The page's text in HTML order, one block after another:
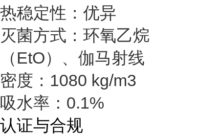
热稳定性：优异
灭菌方式： 环氧乙烷
（EtO）、 伽马射线
密度：1080 kg/m3
吸水率：0.1%
认证与合规